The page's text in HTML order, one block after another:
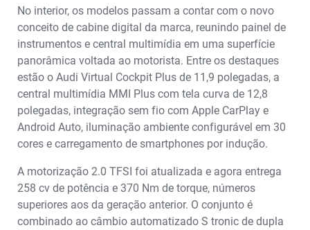
No interior, os modelos passam a contar com o novo
conceito de cabine digital da marca, reunindo painel de
instrumentos e central multimídia em uma superfície
panorâmica voltada ao motorista. Entre os destaques
estão o Audi Virtual Cockpit Plus de 11,9 polegadas, a
central multimídia MMI Plus com tela curva de 12,8
polegadas, integração sem fio com Apple CarPlay e
Android Auto, iluminação ambiente configurável em 30
cores e carregamento de smartphones por indução.
A motorização 2.0 TFSI foi atualizada e agora entrega
258 cv de potência e 370 Nm de torque, números
superiores aos da geração anterior. O conjunto é
combinado ao câmbio automatizado S tronic de dupla